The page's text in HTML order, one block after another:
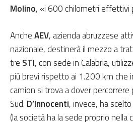
Molino, «i 600 chilometri effettivi
AncheAEV, azienda abruzzese
nazionale, destinerà il mezzo a
tre STI, con sede in Calabria,
più brevi rispetto ai 1.200 km che
camion si trova a dover
Sud. D’Innocenti, invece, ha
(la società ha la sede proprio nella